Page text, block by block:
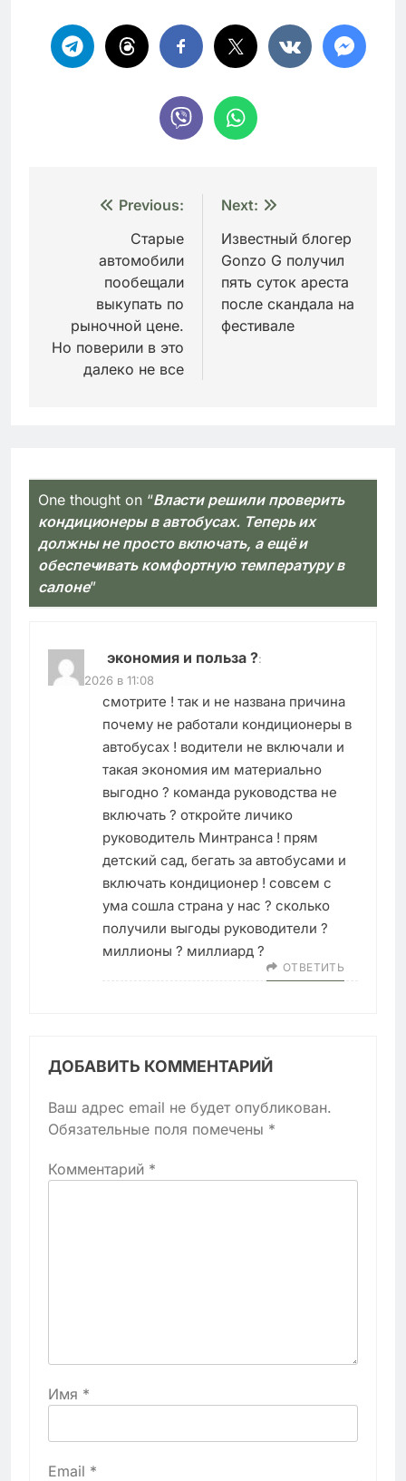
Навигация
записям
Previous:
Старые
автомобили
пообещали
выкупать по
рыночной цене.
Но поверили в это
далеко не все
Next:
Известный блогер
Gonzo G получил
пять суток ареста
после скандала на
фестивале
One thought on “Власти решили проверить
кондиционеры в автобусах. Теперь их
должны не просто включать, а ещё и
обеспечивать комфортную температуру в
салоне”
экономия и польза ?:
22.06.2026 в 11:08
смотрите ! так и не названа причина
почему не работали кондиционеры в
автобусах ! водители не включали и
такая экономия им материально
выгодно ? команда руководства не
включать ? откройте личико
руководитель Минтранса ! прям
детский сад, бегать за автобусами и
включать кондиционер ! совсем с
ума сошла страна у нас ? сколько
получили выгоды руководители ?
миллионы ? миллиард ?
ОТВЕТИТЬ
ДОБАВИТЬ КОММЕНТАРИЙ
Ваш адрес email не будет опубликован.
Обязательные поля помечены *
Комментарий *
Имя *
Email *